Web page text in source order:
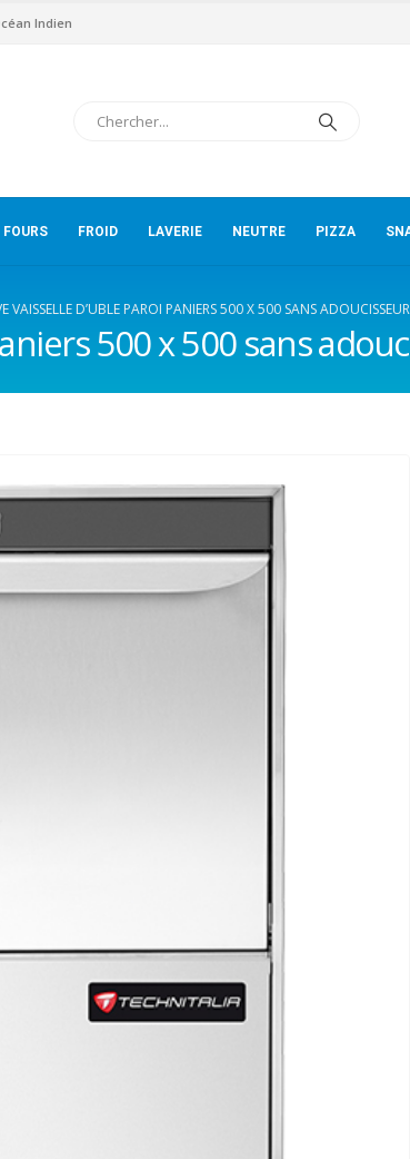
Indien
FOURS FROID LAVERIE NEUTRE PIZZA
VAISSELLE D’UBLE PAROI PANIERS 500 X 500 SANS ADOUCISSEUR
500 x 500 sans